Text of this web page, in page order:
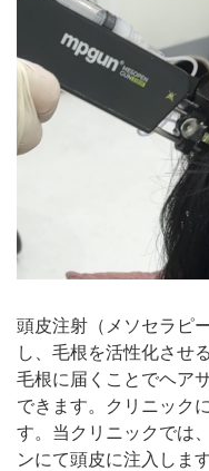
頭皮注射（メソセラピ
し、毛根を活性化させ
毛根に届くことでヘア
できます。クリニック
す。当クリニックでは
ンにて頭皮に注入します